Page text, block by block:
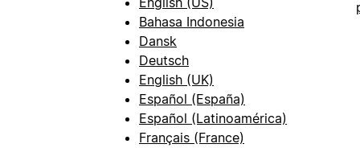
Bahasa Indonesia
Dansk
Deutsch
English (UK)
Español (España)
Español (Latinoamérica)
Français (France)